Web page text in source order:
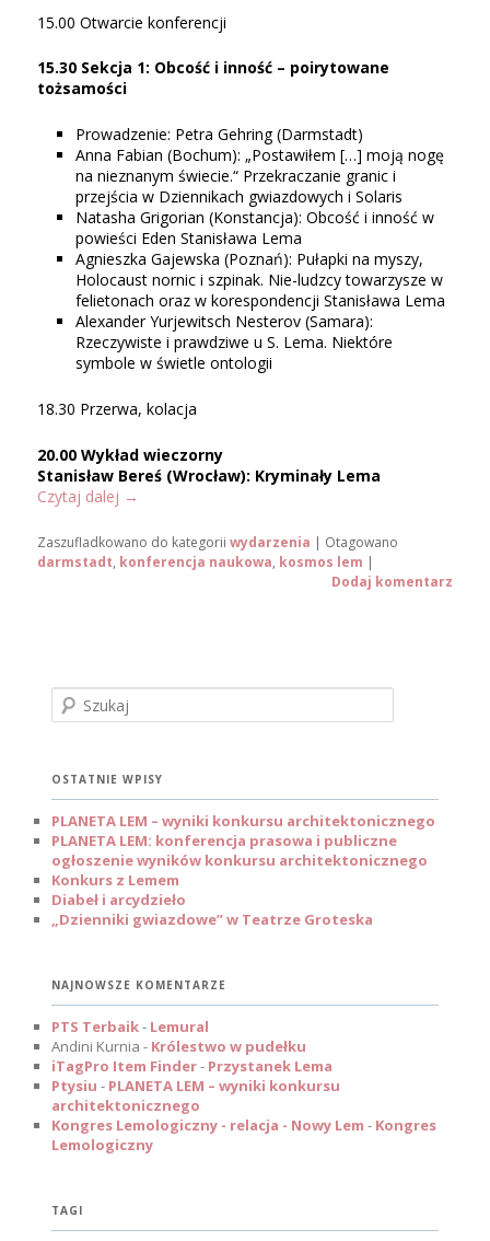
15.00 Otwarcie konferencji
15.30 Sekcja 1: Obcość i inność – poirytowane
tożsamości
Prowadzenie: Petra Gehring (Darmstadt)
Anna Fabian (Bochum): „Postawiłem […] moją nogę
na nieznanym świecie.“ Przekraczanie granic i
przejścia w Dziennikach gwiazdowych i Solaris
Natasha Grigorian (Konstancja): Obcość i inność w
powieści Eden Stanisława Lema
Agnieszka Gajewska (Poznań): Pułapki na myszy,
Holocaust nornic i szpinak. Nie-ludzcy towarzysze w
felietonach oraz w korespondencji Stanisława Lema
Alexander Yurjewitsch Nesterov (Samara):
Rzeczywiste i prawdziwe u S. Lema. Niektóre
symbole w świetle ontologii
18.30 Przerwa, kolacja
20.00 Wykład wieczorny
Stanisław Bereś (Wrocław): Kryminały Lema
Czytaj dalej →
Zaszufladkowano do kategorii wydarzenia | Otagowano
darmstadt, konferencja naukowa, kosmos lem |
Dodaj komentarz
a
j
OSTATNIE WPISY
PLANETA LEM – wyniki konkursu architektonicznego
PLANETA LEM: konferencja prasowa i publiczne
ogłoszenie wyników konkursu architektonicznego
Konkurs z Lemem
Diabeł i arcydzieło
„Dzienniki gwiazdowe” w Teatrze Groteska
NAJNOWSZE KOMENTARZE
PTS Terbaik- Lemural
Andini Kurnia - Królestwo w pudełku
iTagPro Item Finder- Przystanek Lema
Ptysiu - PLANETA LEM – wyniki konkursu
architektonicznego
Kongres Lemologiczny - relacja - Nowy Lem - Kongres
Lemologiczny
TAGI